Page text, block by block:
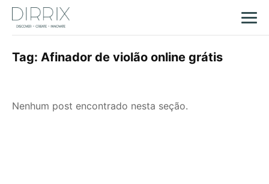
Tag: Afinador de violão online grátis
Nenhum post encontrado nesta seção.